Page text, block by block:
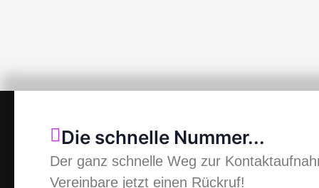
Die schnelle Nummer...
Der ganz schnelle Weg zur
Vereinbare jetzt einen Rückruf!